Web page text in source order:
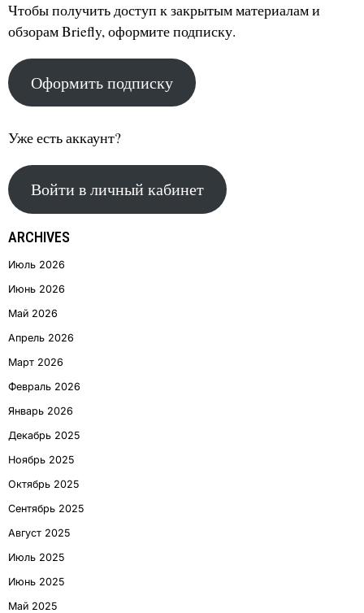
Чтобы получить доступ к закрытым материалам и
обзорам Briefly, оформите подписку.
Оформить подписку
Уже есть аккаунт?
Войти в личный кабинет
ARCHIVES
Июль 2026
Июнь 2026
Май 2026
Апрель 2026
Март 2026
Февраль 2026
Январь 2026
Декабрь 2025
Ноябрь 2025
Октябрь 2025
Сентябрь 2025
Август 2025
Июль 2025
Июнь 2025
Май 2025